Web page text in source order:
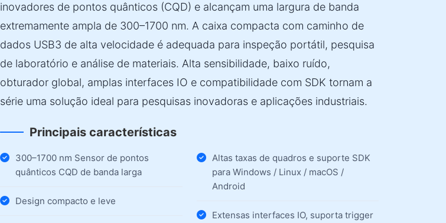
inovadores de pontos quânticos (CQD) e alcançam uma largura de banda
extremamente ampla de 300–1700 nm. A caixa compacta com caminho de
dados USB3 de alta velocidade é adequada para inspeção portátil, pesquisa
de laboratório e análise de materiais. Alta sensibilidade, baixo ruído,
obturador global, amplas interfaces IO e compatibilidade com SDK tornam a
série uma solução ideal para pesquisas inovadoras e aplicações industriais.
Principais características
300–1700 nm Sensor de pontos
quânticos CQD de banda larga
Design compacto e leve
Altas taxas de quadros e suporte SDK
para Windows / Linux / macOS /
Android
Extensas interfaces IO, suporta trigger